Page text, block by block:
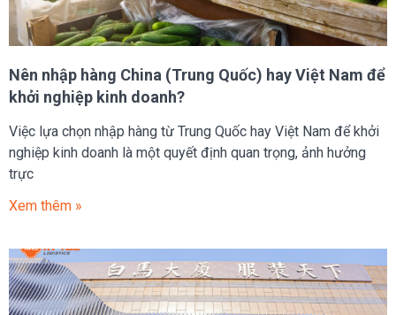
Nên nhập hàng China (Trung Quốc) hay Việt Nam để
khởi nghiệp kinh doanh?
Việc lựa chọn nhập hàng từ Trung Quốc hay Việt Nam để khởi
nghiệp kinh doanh là một quyết định quan trọng, ảnh hưởng
trực
Xem thêm »